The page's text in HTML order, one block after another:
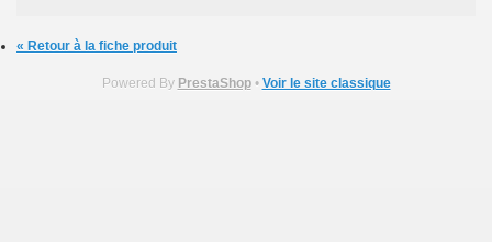
« Retour à la fiche produit
Powered By PrestaShop• Voir le site classique